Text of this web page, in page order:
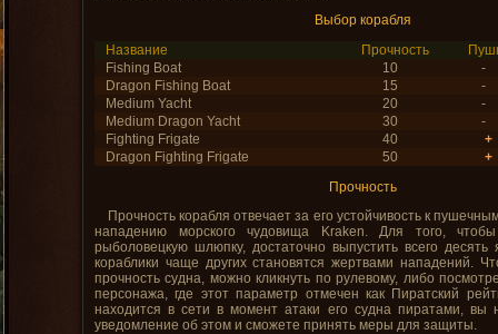
Выбор корабля
Название
Прочность
Fishing Boat
10
-
Dragon Fishing Boat
15
-
Medium Yacht
20
-
Medium Dragon Yacht
30
-
Fighting Frigate
40
+
Dragon Fighting Frigate
50
+
Прочность
Прочность корабля отвечает за его устойчивость к
нападению морского чудовища Kraken. Для того,
рыболовецкую шлюпку, достаточно выпустить всего десять
кораблики чаще других становятся жертвами нападений.
прочность судна, можно кликнуть по рулевому, либо
персонажа, где этот параметр отмечен как Пиратский
находится в сети в момент атаки его судна пиратами, вы
уведомление об этом и сможете принять меры для защиты.